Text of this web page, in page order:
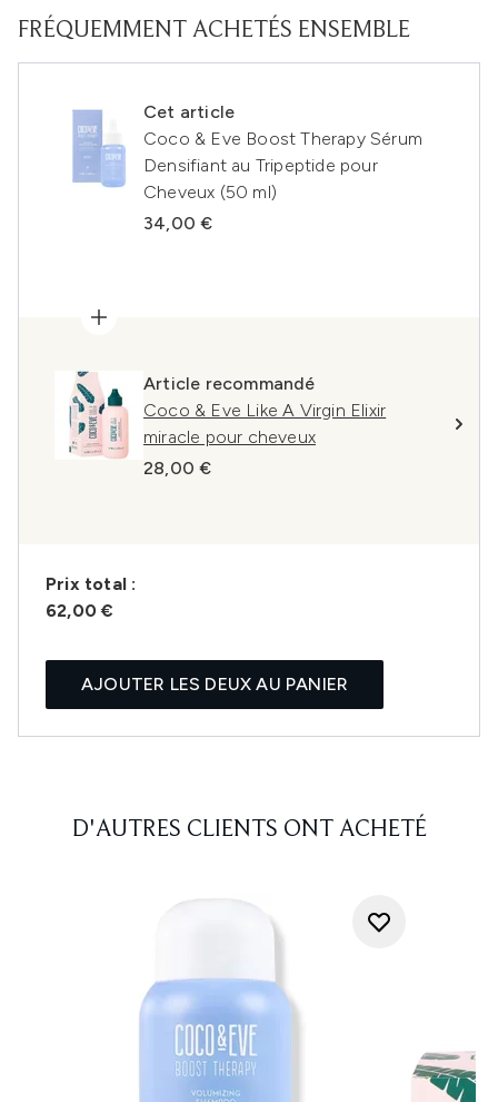
FRÉQUEMMENT ACHETÉS ENSEMBLE
Cet article
Coco & Eve Boost Therapy Sérum
Densifiant au Tripeptide pour
Cheveux (50 ml)
34,00 €
Article recommandé
Coco & Eve Like A Virgin Elixir
miracle pour cheveux
28,00 €
Prix ​​total :
62,00 €
AJOUTER LES DEUX AU PANIER
D'AUTRES CLIENTS ONT ACHETÉ